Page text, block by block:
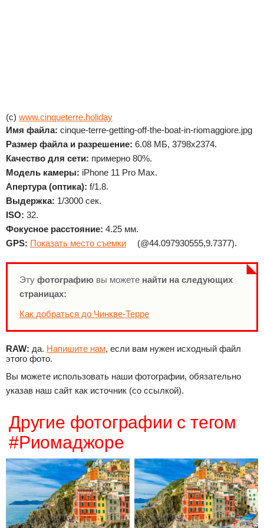
(c) www.cinqueterre.holiday
Имя файла: cinque-terre-getting-off-the-boat-in-riomaggiore.jpg
Размер файла и разрешение: 6.08 МБ, 3798x2374.
Качество для сети: примерно 80%.
Модель камеры: iPhone 11 Pro Max.
Апертура (оптика): f/1.8.
Выдержка: 1/3000 сек.
ISO: 32.
Фокусное расстояние: 4.25 мм.
GPS: Показать место съемки (@44.097930555,9.7377).
Эту фотографию вы можете найти на следующих
страницах:
Как добраться до Чинкве-Терре
RAW: да. Напишите нам, если вам нужен исходный файл
этого фото.
Вы можете использовать наши фотографии, обязательно
указав наш сайт как источник (со ссылкой).
Другие фотографии с тегом
#Риомаджоре